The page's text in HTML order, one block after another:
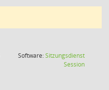
Software:Sitzungsdienst
Session(Wird in